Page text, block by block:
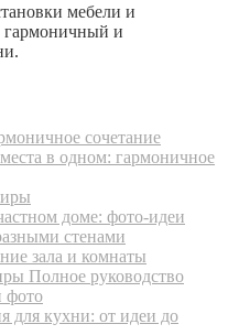
мебели и
гармоничный и
сочетание
в одном: гармоничное
доме: фото-идеи
стенами
зала и комнаты
Полное руководство
фото
для кухни: от идеи до